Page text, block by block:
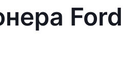
Ford